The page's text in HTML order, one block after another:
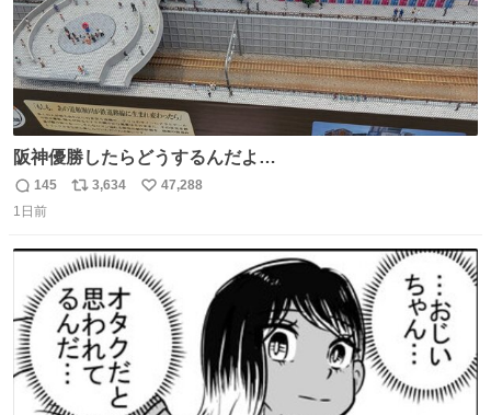
阪神優勝したらどうするんだよ…
返
信
145
リ
ト
数
3,634
い
数
47,288
1日前